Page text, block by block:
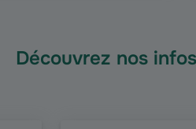
Découvrez nos